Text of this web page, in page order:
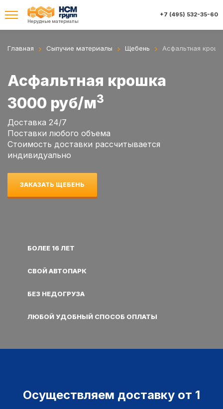
Нерудные материалы
+7 (495) 532-35-60
Главная Сыпучие материалы Щебень Асфальтная
Асфальтная крошка
3000 руб/м3
Доставка 24/7
Поставки любого объема
Стоимость доставки раcсчитывается
индивидуально
ЗАКАЗАТЬ ЩЕБЕНЬ
БОЛЕЕ 16 ЛЕТ
СВОЙ АВТОПАРК
БЕЗ НЕДОГРУЗА
ЛЮБОЙ УДОБНЫЙ СПОСОБ ОПЛАТЫ
Осуществляем доставку от 1